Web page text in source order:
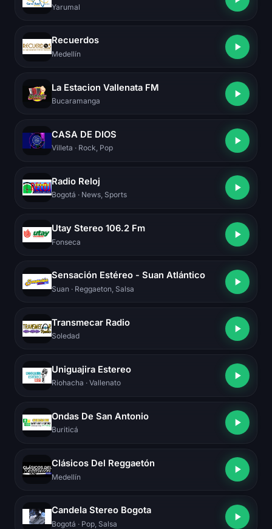
Yarumal
Recuerdos
Medellín
La Estacion Vallenata FM
Bucaramanga
CASA DE DIOS
Villeta · Rock, Pop
Radio Reloj
Bogotá · News, Sports
Utay Stereo 106.2 Fm
Fonseca
Sensación Estéreo - Suan Atlántico
Suan · Reggaeton, Salsa
Transmecar Radio
Soledad
Uniguajira Estereo
Riohacha · Vallenato
Ondas De San Antonio
Buriticá
Clásicos Del Reggaetón
Medellín
Candela Stereo Bogota
Bogotá · Pop, Salsa